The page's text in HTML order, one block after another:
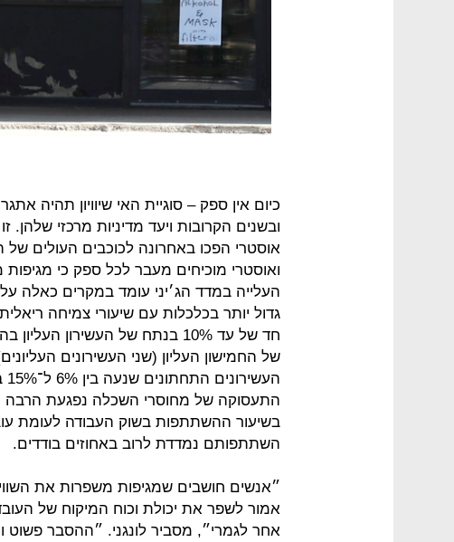
כיום אין ספק – סוגיית האי שיוויון תהיה
ובשנים הקרובות ויעד מדיניות מרכזי שלהן.
אוסטרי הפכו באחרונה לכוכבים העולים של
ואוסטרי מוכיחים מעבר לכל ספק כי מגיפות
גדול יותר בכלכלות עם שיעורי צמיחה
של החמישון העליון (שני העשירונים
בשיעור ההשתתפות בשוק העבודה לעומת
השתתפותם נמדדת לרוב באחוזים בודדים.
״אנשים חושבים שמגיפות משפרות את
אמור לשפר את יכולת וכוח המיקוח של
אחר לגמרי״, מסביר לונגני. ״ההסבר פשוט